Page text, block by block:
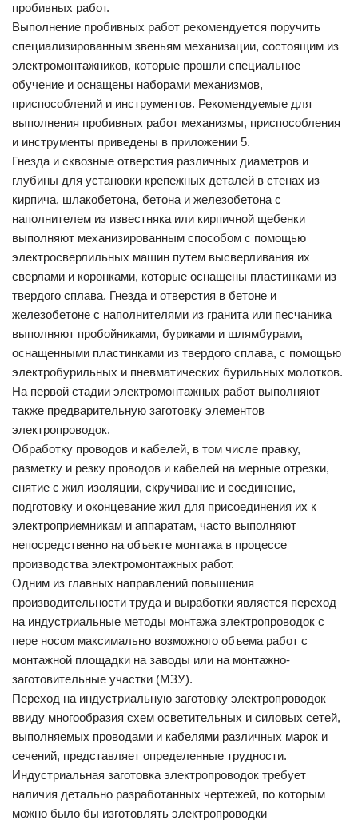
пробивных работ.
Выполнение пробивных работ рекомендуется поручить
специализированным звеньям механизации, состоящим из
электромонтажников, которые прошли специальное
обучение и оснащены наборами механизмов,
приспособлений и инструментов. Рекомендуемые для
выполнения пробивных работ механизмы, приспособления
и инструменты приведены в приложении 5.
Гнезда и сквозные отверстия различных диаметров и
глубины для установки крепежных деталей в стенах из
кирпича, шлакобетона, бетона и железобетона с
наполнителем из известняка или кирпичной щебенки
выполняют механизированным способом с помощью
электросверлильных машин путем высверливания их
сверлами и коронками, которые оснащены пластинками из
твердого сплава. Гнезда и отверстия в бетоне и
железобетоне с наполнителями из гранита или песчаника
выполняют пробойниками, буриками и шлямбурами,
оснащенными пластинками из твердого сплава, с помощью
электробурильных и пневматических бурильных молотков.
На первой стадии электромонтажных работ выполняют
также предварительную заготовку элементов
электропроводок.
Обработку проводов и кабелей, в том числе правку,
разметку и резку проводов и кабелей на мерные отрезки,
снятие с жил изоляции, скручивание и соединение,
подготовку и оконцевание жил для присоединения их к
электроприемникам и аппаратам, часто выполняют
непосредственно на объекте монтажа в процессе
производства электромонтажных работ.
Одним из главных направлений повышения
производительности труда и выработки является переход
на индустриальные методы монтажа электропроводок с
пере носом максимально возможного объема работ с
монтажной площадки на заводы или на монтажно-
заготовительные участки (МЗУ).
Переход на индустриальную заготовку электропроводок
ввиду многообразия схем осветительных и силовых сетей,
выполняемых проводами и кабелями различных марок и
сечений, представляет определенные трудности.
Индустриальная заготовка электропроводок требует
наличия детально разработанных чертежей, по которым
можно было бы изготовлять электропроводки